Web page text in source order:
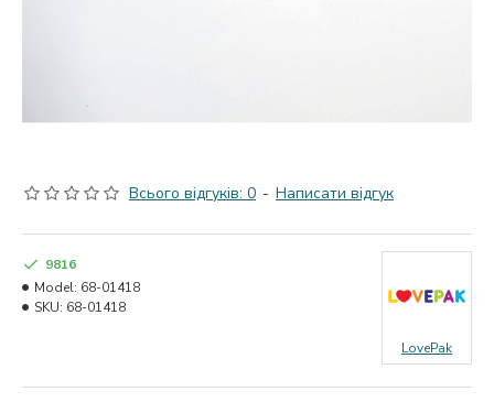
Всього відгуків: 0 - Написати відгук
9816
Model: 68-01418
SKU: 68-01418
LovePak